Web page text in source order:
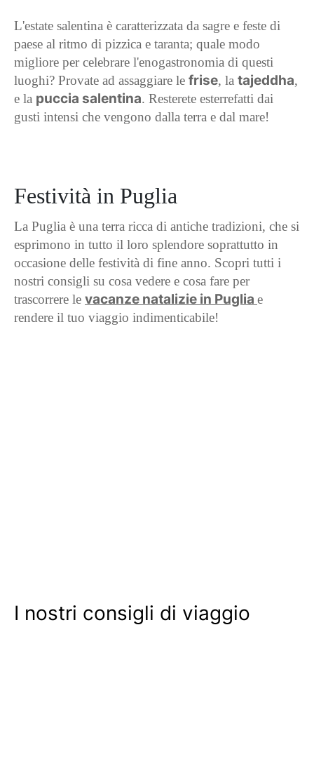
L'estate salentina è caratterizzata da sagre e feste di
paese al ritmo di pizzica e taranta; quale modo
migliore per celebrare l'enogastronomia di questi
luoghi? Provate ad assaggiare le frise, la tajeddha,
e la puccia salentina. Resterete esterrefatti dai
gusti intensi che vengono dalla terra e dal mare!
Festività in Puglia
La Puglia è una terra ricca di antiche tradizioni, che si
esprimono in tutto il loro splendore soprattutto in
occasione delle festività di fine anno. Scopri tutti i
nostri consigli su cosa vedere e cosa fare per
trascorrere le vacanze natalizie in Puglia e
rendere il tuo viaggio indimenticabile!
I nostri consigli di viaggio